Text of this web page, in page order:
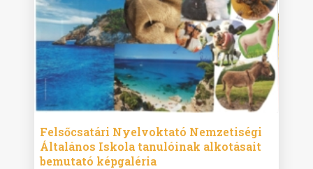
Felsőcsatári Nyelvoktató Nemzetiségi
Általános Iskola tanulóinak alkotásait
bemutató képgaléria